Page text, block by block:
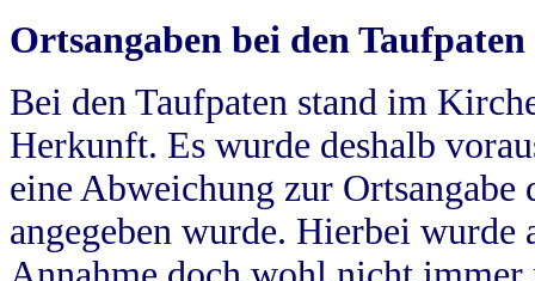
Ortsangaben bei den Taufpaten
Bei den Taufpaten stand im
Herkunft. Es wurde deshalb
eine Abweichung zur
angegeben wurde. Hierbei wurde